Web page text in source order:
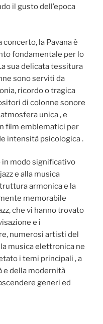
il gusto dell’epoca
la Pavana è
fondamentale per lo
sua delicata tessitura
sono serviti da
ricordo o tragica
di colonne sonore
unica , e
film emblematici per
intensità psicologica .
in modo significativo
e alla musica
armonica e la
memorabile
che vi hanno trovato
e i
numerosi artisti del
musica elettronica ne
i temi principali , a
e della modernità
generi ed